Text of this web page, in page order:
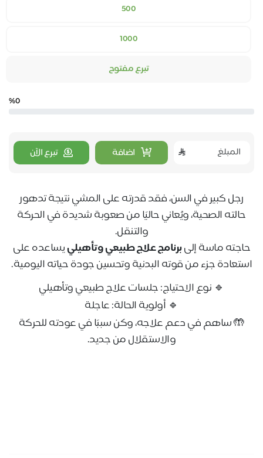
500
1000
تبرع مفتوح
%0
اضافة تبرع الآن
رجل كبير في السن، فقد قدرته على المشي نتيجة تدهور
حالته الصحية، ويُعاني حاليًا من صعوبة شديدة في الحركة
والتنقل.
حاجته ماسة إلىبرنامج علاج طبيعي وتأهيلييساعده على
استعادة جزء من قوته البدنية وتحسين جودة حياته اليومية.
🔹 نوع الاحتياج: جلسات علاج طبيعي وتأهيلي
🔹 أولوية الحالة: عاجلة
🤲ساهم في دعم علاجه، وكن سببًا في عودته للحركة
والاستقلال من جديد.